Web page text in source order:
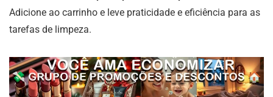
Adicione ao carrinho e leve praticidade e eficiência para as
tarefas de limpeza.